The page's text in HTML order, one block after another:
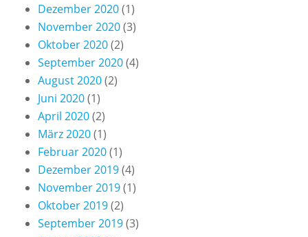
Dezember 2020(1)
November 2020(3)
Oktober 2020(2)
September 2020(4)
August 2020(2)
Juni 2020(1)
April 2020(2)
März 2020(1)
Februar 2020(1)
Dezember 2019(4)
November 2019(1)
Oktober 2019(2)
September 2019(3)